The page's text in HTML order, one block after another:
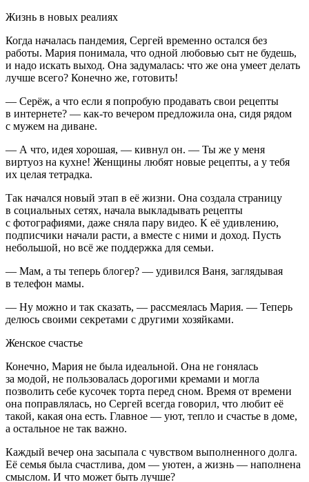
Жизнь в новых реалиях
Когда началась пандемия, Сергей временно остался без
работы. Мария понимала, что одной любовью сыт не будешь,
и надо искать выход. Она задумалась: что же она умеет делать
лучше всего? Конечно же, готовить!
— Серёж, а что если я попробую продавать свои рецепты
в интернете? — как-то вечером предложила она, сидя рядом
с мужем на диване.
— А что, идея хорошая, — кивнул он. — Ты же у меня
виртуоз на кухне! Женщины любят новые рецепты, а у тебя
их целая тетрадка.
Так начался новый этап в её жизни. Она создала страницу
в социальных сетях, начала выкладывать рецепты
с фотографиями, даже сняла пару видео. К её удивлению,
подписчики начали расти, а вместе с ними и доход. Пусть
небольшой, но всё же поддержка для семьи.
— Мам, а ты теперь блогер? — удивился Ваня, заглядывая
в телефон мамы.
— Ну можно и так сказать, — рассмеялась Мария. — Теперь
делюсь своими секретами с другими хозяйками.
Женское счастье
Конечно, Мария не была идеальной. Она не гонялась
за модой, не пользовалась дорогими кремами и могла
позволить себе кусочек торта перед сном. Время от времени
она поправлялась, но Сергей всегда говорил, что любит её
такой, какая она есть. Главное — уют, тепло и счастье в доме,
а остальное не так важно.
Каждый вечер она засыпала с чувством выполненного долга.
Её семья была счастлива, дом — уютен, а жизнь — наполнена
смыслом. И что может быть лучше?